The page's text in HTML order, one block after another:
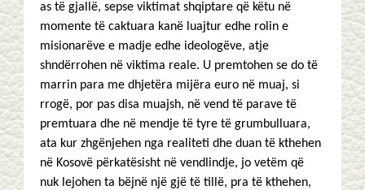
as të gjallë, sepse viktimat shqiptare që këtu në
momente të caktuara kanë luajtur edhe rolin e
misionarëve e madje edhe ideologëve, atje
shndërrohen në viktima reale. U premtohen se do të
marrin para me dhjetëra mijëra euro në muaj, si
rrogë, por pas disa muajsh, në vend të parave të
premtuara dhe në mendje të tyre të grumbulluara,
ata kur zhgënjehen nga realiteti dhe duan të kthehen
në Kosovë përkatësisht në vendlindje, jo vetëm që
nuk lejohen ta bëjnë një gjë të tillë, pra të kthehen,